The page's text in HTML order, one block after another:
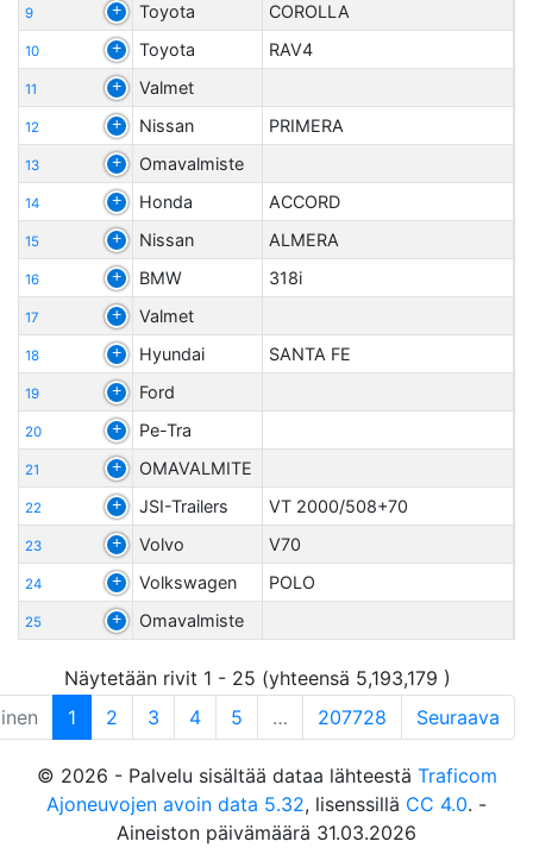
9 Toyota COROLLA
10 Toyota RAV4
11 Valmet
12 Nissan PRIMERA
13 Omavalmiste
14 Honda ACCORD
15 Nissan ALMERA
16 BMW 318i
17 Valmet
18 Hyundai SANTA FE
19 Ford
20 Pe-Tra
21 OMAVALMITE
22 JSI-Trailers VT 2000/508+70
23 Volvo V70
24 Volkswagen POLO
25 Omavalmiste
Näytetään rivit 1 - 25 (yhteensä 5,193,179 )
1 2 3 4 5 … 207728 Seuraava
© 2026 - Palvelu sisältää dataa lähteestä Traficom
Ajoneuvojen avoin data 5.32, lisenssillä CC 4.0. -
Aineiston päivämäärä 31.03.2026